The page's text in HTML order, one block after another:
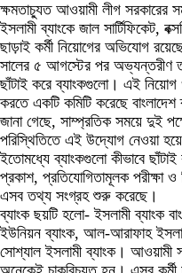
ক্ষমতাচ্যুত আওয়ামী লীগ সরকারের
ইসলামী ব্যাংকে জাল সার্টিফিকেট,
ছাড়াই কর্মী নিয়োগের অভিযোগ
সালের ৫ আগস্টের পর অভ্যন্তরীণ
ছাঁটাই করে ব্যাংকগুলো। এই নিয়োগ
করতে একটি কমিটি করেছে বাংলাদেশ
জানা গেছে, সাম্প্রতিক সময়ে দুই
পরিস্থিতিতে এই উদ্যোগ নেওয়া
ইতোমধ্যে ব্যাংকগুলো কীভাবে
প্রকাশ, প্রতিযোগিতামূলক পরীক্ষা ও
এসব তথ্য সংগ্রহ শুরু করেছে।
ব্যাংক ছয়টি হলো- ইসলামী ব্যাংক
ইউনিয়ন ব্যাংক, আল-আরাফাহ
সোশ্যাল ইসলামী ব্যাংক। আওয়ামী